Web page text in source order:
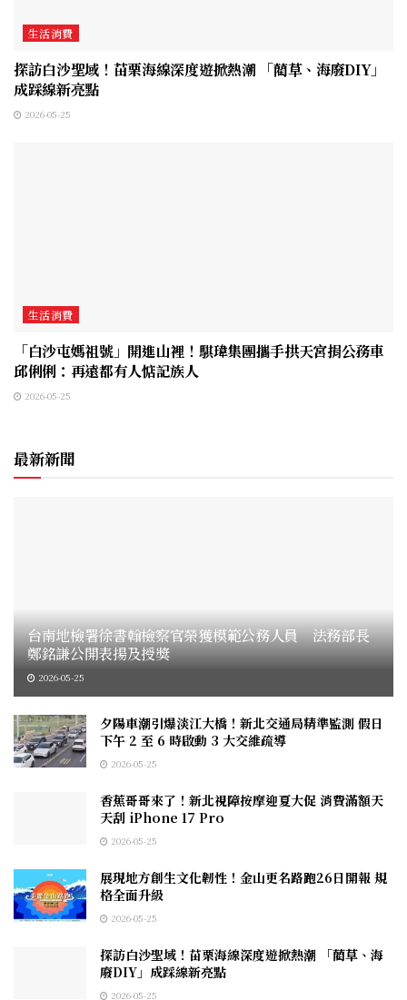
生活消費
探訪白沙聖域！苗栗海線深度遊掀熱潮 「藺草、海廢DIY」
成踩線新亮點
2026-05-25
生活消費
「白沙屯媽祖號」開進山裡！騏瑋集團攜手拱天宮捐公務車
邱俐俐：再遠都有人惦記族人
2026-05-25
最新新聞
台南地檢署徐書翰檢察官榮獲模範公務人員 法務部長
鄭銘謙公開表揚及授獎
2026-05-25
夕陽車潮引爆淡江大橋！新北交通局精準監測 假日
下午 2 至 6 時啟動 3 大交維疏導
2026-05-25
香蕉哥哥來了！新北視障按摩迎夏大促 消費滿額天
天刮 iPhone 17 Pro
2026-05-25
展現地方創生文化韌性！金山更名路跑26日開報 規
格全面升級
2026-05-25
探訪白沙聖域！苗栗海線深度遊掀熱潮 「藺草、海
廢DIY」成踩線新亮點
2026-05-25